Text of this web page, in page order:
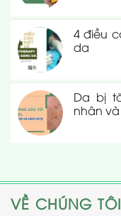
4 điều
da
Da bị
nhân
VỀ CHÚNG TÔI